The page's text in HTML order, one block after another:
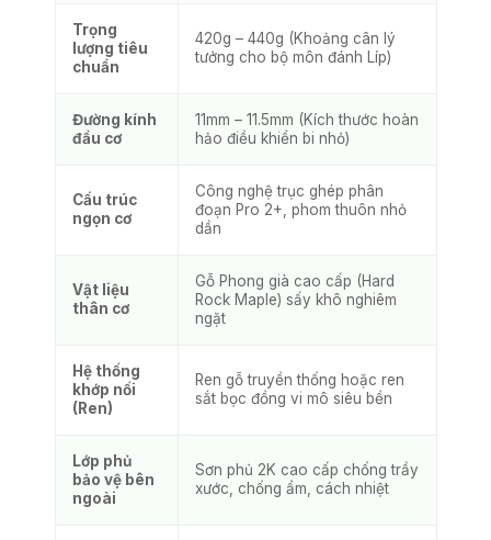
Trọng
lượng tiêu
chuẩn
420g – 440g (Khoảng cân lý
tưởng cho bộ môn đánh Líp)
Đường kính
đầu cơ
11mm – 11.5mm (Kích thước hoàn
hảo điều khiển bi nhỏ)
Cấu trúc
ngọn cơ
Công nghệ trục ghép phân
đoạn Pro 2+, phom thuôn nhỏ
dần
Vật liệu
thân cơ
Gỗ Phong già cao cấp (Hard
Rock Maple) sấy khô nghiêm
ngặt
Hệ thống
khớp nối
(Ren)
Ren gỗ truyền thống hoặc ren
sắt bọc đồng vi mô siêu bền
Lớp phủ
bảo vệ bên
ngoài
Sơn phủ 2K cao cấp chống trầy
xước, chống ẩm, cách nhiệt